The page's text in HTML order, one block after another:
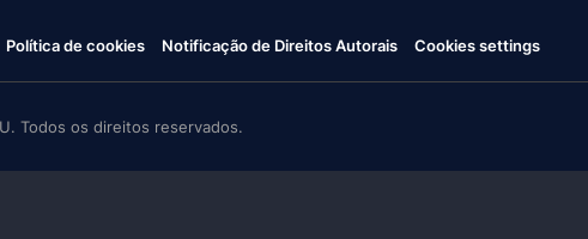
Política de cookies Notificação de Direitos Autorais Cookies settings
Todos os direitos reservados.